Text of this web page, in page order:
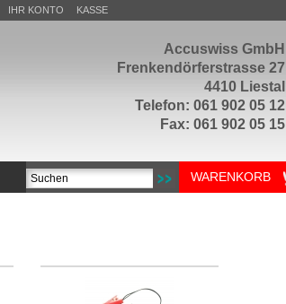
Accuswiss GmbH
Frenkendörferstrasse 27
4410 Liestal
Telefon: 061 902 05 12
Fax: 061 902 05 15
IHR KONTO KASSE
WARENKORB